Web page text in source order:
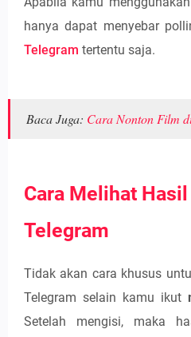
hanya dapat menyebar
Telegram tertentu saja.
Baca Juga: Cara Nonton Film
Cara Melihat
Telegram
Tidak akan cara khusus
Telegram selain kamu ikut
Setelah mengisi, maka